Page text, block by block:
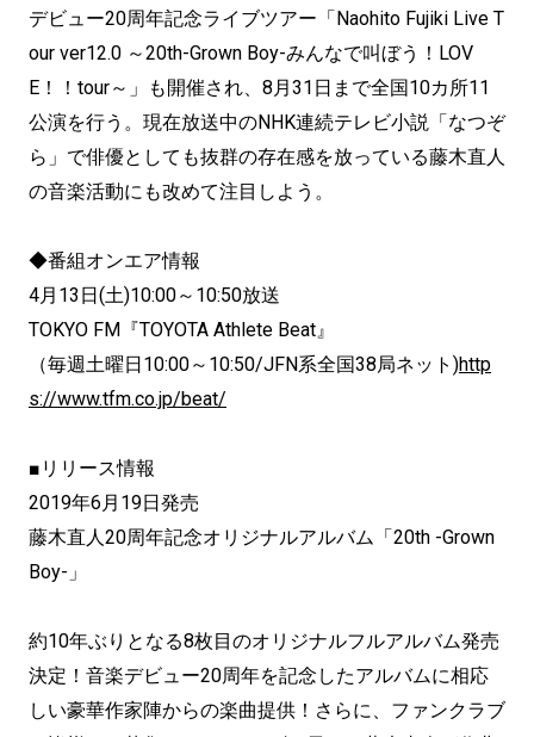
デビュー20周年記念ライブツアー「Naohito Fujiki Live T
our ver12.0 ～20th-Grown Boy-みんなで叫ぼう！LOV
E！！tour～」も開催され、8月31日まで全国10カ所11
公演を行う。現在放送中のNHK連続テレビ小説「なつぞ
ら」で俳優としても抜群の存在感を放っている藤木直人
の音楽活動にも改めて注目しよう。
◆番組オンエア情報
4月13日(土)10:00～10:50放送
TOKYO FM『TOYOTA Athlete Beat』
（毎週土曜日10:00～10:50/JFN系全国38局ネット)http
s://www.tfm.co.jp/beat/
■リリース情報
2019年6月19日発売
藤木直人20周年記念オリジナルアルバム「20th -Grown
Boy-」
約10年ぶりとなる8枚目のオリジナルフルアルバム発売
決定！音楽デビュー20周年を記念したアルバムに相応
しい豪華作家陣からの楽曲提供！さらに、ファンクラブ